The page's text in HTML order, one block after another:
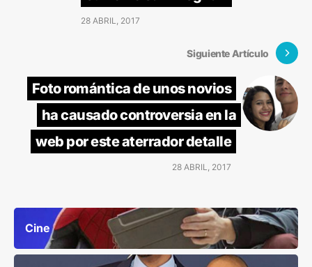
28 ABRIL, 2017
Siguiente Artículo
Foto romántica de unos novios
ha causado controversia en la
web por este aterrador detalle
28 ABRIL, 2017
Cine